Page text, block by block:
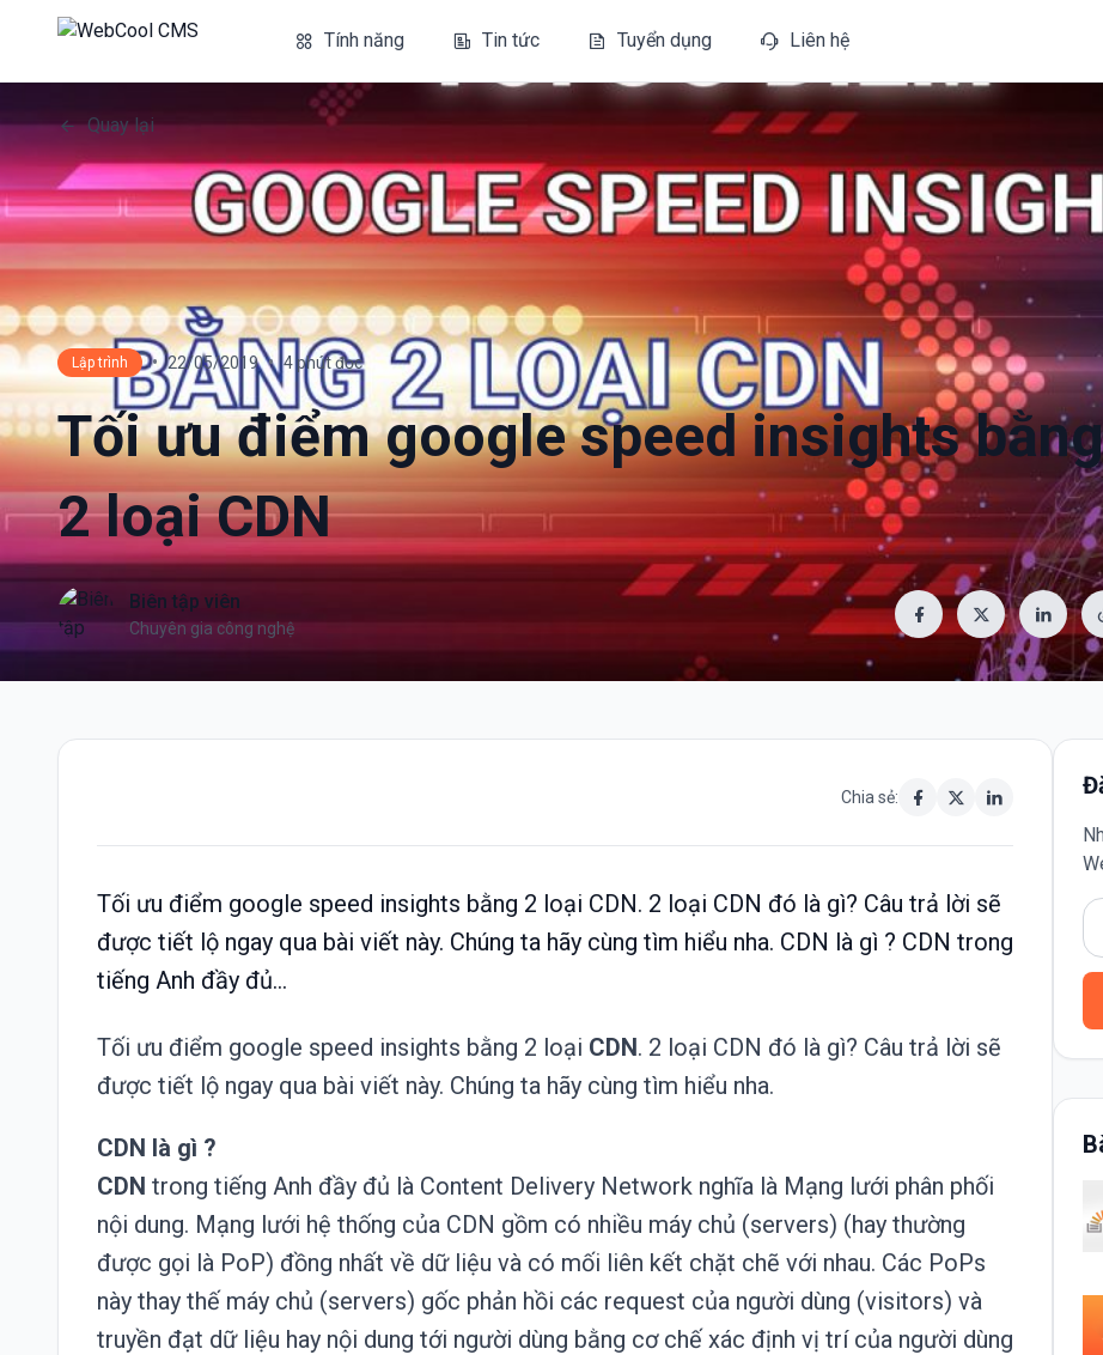
Tính năng Tin tức Tuyển dụng Liên hệ
Quay lại
Lập trình • 22/05/2019 • 4 phút đọc
Tối ưu điểm google speed insights bằng
2 loại CDN
Biên tập viên
Chuyên gia công nghệ
Chia sẻ:
Tối ưu điểm google speed insights bằng 2 loại CDN. 2 loại CDN đó là gì? Câu trả lời sẽ
được tiết lộ ngay qua bài viết này. Chúng ta hãy cùng tìm hiểu nha. CDN là gì ? CDN trong
tiếng Anh đầy đủ...
Tối ưu điểm google speed insights bằng 2 loại CDN. 2 loại CDN đó là gì? Câu trả lời sẽ
được tiết lộ ngay qua bài viết này. Chúng ta hãy cùng tìm hiểu nha.
CDN là gì ?
CDN trong tiếng Anh đầy đủ là Content Delivery Network nghĩa là Mạng lưới phân phối
nội dung. Mạng lưới hệ thống của CDN gồm có nhiều máy chủ (servers) (hay thường
được gọi là PoP) đồng nhất về dữ liệu và có mối liên kết chặt chẽ với nhau. Các PoPs
này thay thế máy chủ (servers) gốc phản hồi các request của người dùng (visitors) và
truyền đạt dữ liệu hay nội dung tới người dùng bằng cơ chế xác định vị trí của người dùng